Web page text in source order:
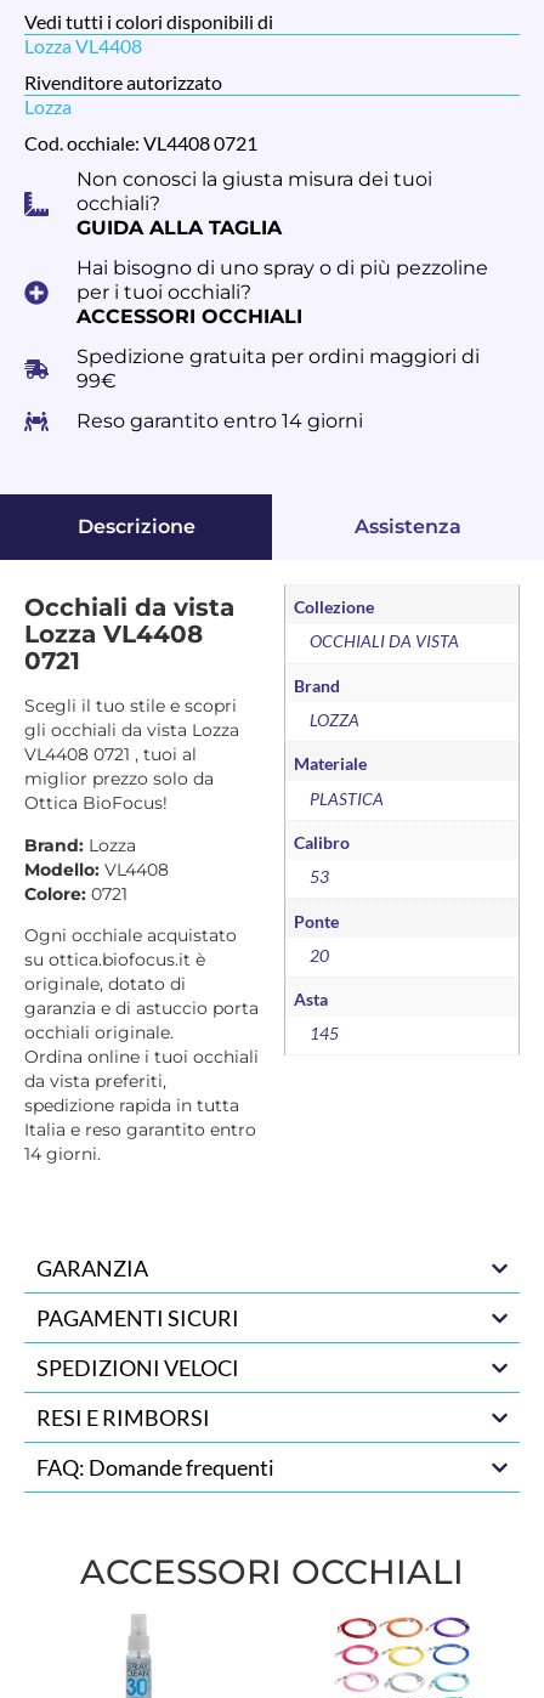
Vedi tutti i colori disponibili di
Lozza VL4408
Rivenditore autorizzato
Lozza
Cod. occhiale: VL4408 0721
Non conosci la giusta misura dei tuoi
occhiali?
GUIDA ALLA TAGLIA
Hai bisogno di uno spray o di più pezzoline
per i tuoi occhiali?
ACCESSORI OCCHIALI
Spedizione gratuita per ordini maggiori di
99€
Reso garantito entro 14 giorni
Descrizione Assistenza
Occhiali da vista
Lozza VL4408
0721
Scegli il tuo stile e scopri
gli occhiali da vista Lozza
VL4408 0721 , tuoi al
miglior prezzo solo da
Ottica BioFocus!
Brand: Lozza
Modello: VL4408
Colore: 0721
Ogni occhiale acquistato
su ottica.biofocus.it è
originale, dotato di
garanzia e di astuccio porta
occhiali originale.
Ordina online i tuoi occhiali
da vista preferiti,
spedizione rapida in tutta
Italia e reso garantito entro
14 giorni.
Collezione
OCCHIALI DA VISTA
Brand
LOZZA
Materiale
PLASTICA
Calibro
53
Ponte
20
Asta
145
GARANZIA
PAGAMENTI SICURI
SPEDIZIONI VELOCI
RESI E RIMBORSI
FAQ: Domande frequenti
ACCESSORI OCCHIALI